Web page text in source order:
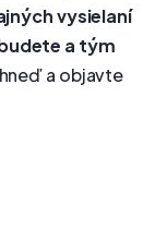
vysielaní
a tým
a objavte